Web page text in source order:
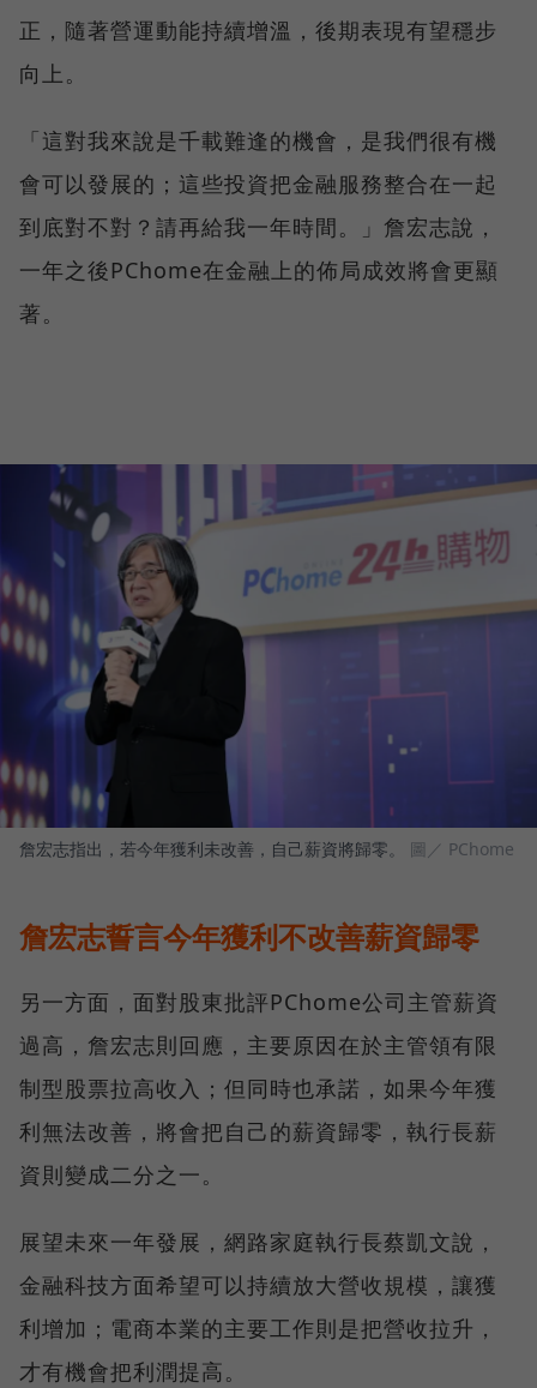
正，隨著營運動能持續增溫，後期表現有望穩步
向上。
「這對我來說是千載難逢的機會，是我們很有機
會可以發展的；這些投資把金融服務整合在一起
到底對不對？請再給我一年時間。」詹宏志說，
一年之後PChome在金融上的佈局成效將會更顯
著。
詹宏志指出，若今年獲利未改善，自己薪資將歸零。 圖／ PChome
詹宏志誓言今年獲利不改善薪資歸零
另一方面，面對股東批評PChome公司主管薪資
過高，詹宏志則回應，主要原因在於主管領有限
制型股票拉高收入；但同時也承諾，如果今年獲
利無法改善，將會把自己的薪資歸零，執行長薪
資則變成二分之一。
展望未來一年發展，網路家庭執行長蔡凱文說，
金融科技方面希望可以持續放大營收規模，讓獲
利增加；電商本業的主要工作則是把營收拉升，
才有機會把利潤提高。